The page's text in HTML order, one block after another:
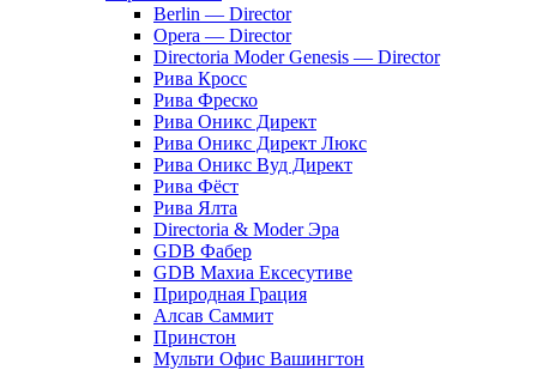
Berlin — Director
Opera — Director
Directoria Moder Genesis — Director
Рива Кросс
Рива Фреско
Рива Оникс Директ
Рива Оникс Директ Люкс
Рива Оникс Вуд Директ
Рива Фёст
Рива Ялта
Directoria & Moder Эра
GDB Фабер
GDB Махиа Ексесутиве
Природная Грация
Алсав Саммит
Принстон
Мульти Офис Вашингтон